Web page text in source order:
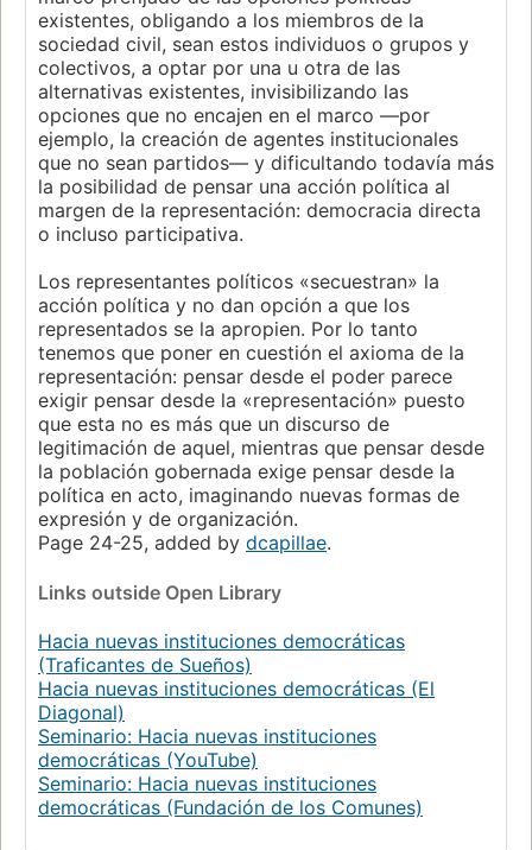
existentes, obligando a los miembros de la
sociedad civil, sean estos individuos o grupos y
colectivos, a optar por una u otra de las
alternativas existentes, invisibilizando las
opciones que no encajen en el marco ―por
ejemplo, la creación de agentes institucionales
que no sean partidos― y dificultando todavía más
la posibilidad de pensar una acción política al
margen de la representación: democracia directa
o incluso participativa.
Los representantes políticos «secuestran» la
acción política y no dan opción a que los
representados se la apropien. Por lo tanto
tenemos que poner en cuestión el axioma de la
representación: pensar desde el poder parece
exigir pensar desde la «representación» puesto
que esta no es más que un discurso de
legitimación de aquel, mientras que pensar desde
la población gobernada exige pensar desde la
política en acto, imaginando nuevas formas de
expresión y de organización.
Page 24-25, added by dcapillae.
Links outside Open Library
Hacia nuevas instituciones democráticas
(Traficantes de Sueños)
Hacia nuevas instituciones democráticas (El
Diagonal)
Seminario: Hacia nuevas instituciones
democráticas (YouTube)
Seminario: Hacia nuevas instituciones
democráticas (Fundación de los Comunes)